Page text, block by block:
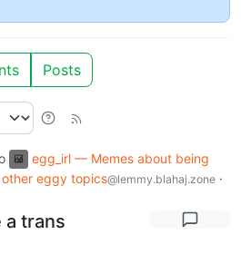
Posts
egg_irl — Memes about being
eggy topics@lemmy.blahaj.zone ·
a trans